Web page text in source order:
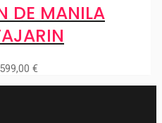
DE MANILA
599,00 €